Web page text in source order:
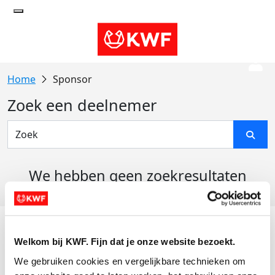
Welkom bij KWF. Fijn dat je onze website bezoekt.
We gebruiken cookies en vergelijkbare technieken om
Sponsor
Zoek een deelnemer
We hebben geen zoekresultaten
Actiematerialen
Evenementen